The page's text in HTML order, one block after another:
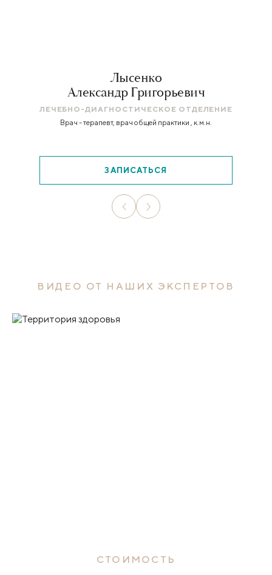
Лысенко
Александр Григорьевич
ЛЕЧЕБНО-ДИАГНОСТИЧЕСКОЕ ОТДЕЛЕНИЕ
Врач - терапевт, врач общей практики , к.м.н.
ЗАПИСАТЬСЯ
ВИДЕО ОТ НАШИХ ЭКСПЕРТОВ
СТОИМОСТЬ